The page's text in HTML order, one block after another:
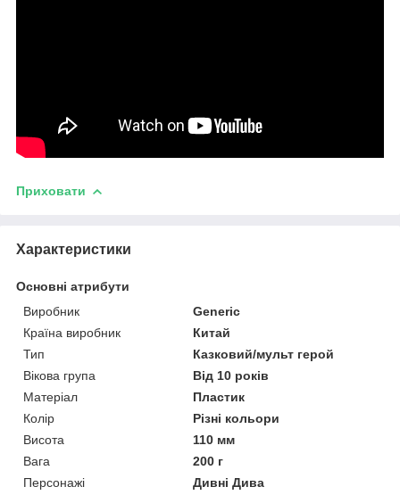
Приховати
Характеристики
Основні атрибути
Виробник
Generic
Країна виробник
Китай
Тип
Казковий/мульт герой
Вікова група
Від 10 років
Матеріал
Пластик
Колір
Різні кольори
Висота
110 мм
Вага
200 г
Персонажі
Дивні Дива